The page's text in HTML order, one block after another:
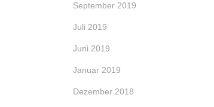
September 2019
Juli 2019
Juni 2019
Januar 2019
Dezember 2018